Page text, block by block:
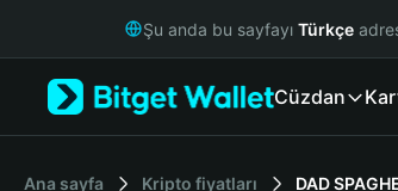
Русский
Italiano
Şu anda bu sayfayı Türkçe
Cüzdan
Ana sayfa Kripto fiyatları DAD